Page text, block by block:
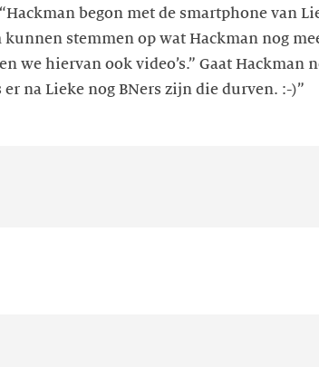
begon met de smartphone van
stemmen op wat Hackman nog
we hiervan ook video’s.” Gaat Hackman
er na Lieke nog BNers zijn die durven. :-)”